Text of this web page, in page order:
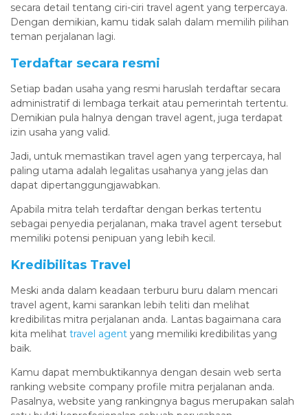
secara detail tentang ciri-ciri travel agent yang terpercaya.
Dengan demikian, kamu tidak salah dalam memilih pilihan
teman perjalanan lagi.
Terdaftar secara resmi
Setiap badan usaha yang resmi haruslah terdaftar secara
administratif di lembaga terkait atau pemerintah tertentu.
Demikian pula halnya dengan travel agent, juga terdapat
izin usaha yang valid.
Jadi, untuk memastikan travel agen yang terpercaya, hal
paling utama adalah legalitas usahanya yang jelas dan
dapat dipertanggungjawabkan.
Apabila mitra telah terdaftar dengan berkas tertentu
sebagai penyedia perjalanan, maka travel agent tersebut
memiliki potensi penipuan yang lebih kecil.
Kredibilitas Travel
Meski anda dalam keadaan terburu buru dalam mencari
travel agent, kami sarankan lebih teliti dan melihat
kredibilitas mitra perjalanan anda. Lantas bagaimana cara
kita melihat travel agent yang memiliki kredibilitas yang
baik.
Kamu dapat membuktikannya dengan desain web serta
ranking website company profile mitra perjalanan anda.
Pasalnya, website yang rankingnya bagus merupakan salah